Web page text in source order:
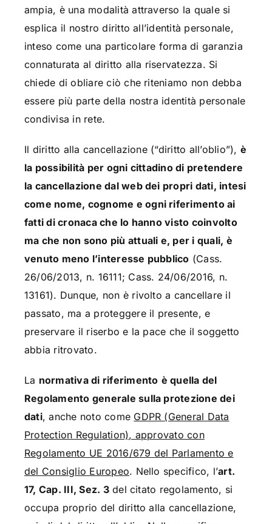
ampia, è una modalità attraverso la quale si
esplica il nostro diritto all’identità personale,
inteso come una particolare forma di garanzia
connaturata al diritto alla riservatezza. Si
chiede di obliare ciò che riteniamo non debba
essere più parte della nostra identità personale
condivisa in rete.
Il diritto alla cancellazione (“diritto all’oblio”), è
la possibilità per ogni cittadino di pretendere
la cancellazione dal web dei propri dati, intesi
come nome, cognome e ogni riferimento ai
fatti di cronaca che lo hanno visto coinvolto
ma che non sono più attuali e, per i quali, è
venuto meno l’interesse pubblico (Cass.
26/06/2013, n. 16111; Cass. 24/06/2016, n.
13161). Dunque, non è rivolto a cancellare il
passato, ma a proteggere il presente, e
preservare il riserbo e la pace che il soggetto
abbia ritrovato.
La normativa di riferimento è quella del
Regolamento generale sulla protezione dei
dati, anche noto come GDPR (General Data
Protection Regulation), approvato con
Regolamento UE 2016/679 del Parlamento e
del Consiglio Europeo. Nello specifico, l’art.
17, Cap. III, Sez. 3del citato regolamento, si
occupa proprio del diritto alla cancellazione,